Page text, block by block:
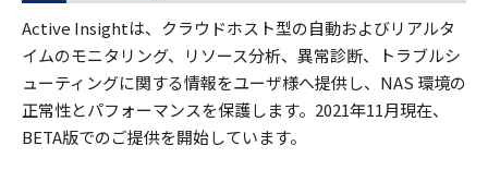
Active Insightは、クラウドホスト型の自動およびリアルタ
イムのモニタリング、リソース分析、異常診断、トラブルシ
ューティングに関する情報をユーザ様へ提供し、NAS 環境の
正常性とパフォーマンスを保護します。2021年11月現在、
BETA版でのご提供を開始しています。